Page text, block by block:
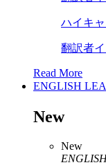
ハイキ
翻訳者
Read More
ENGLISH
New
New